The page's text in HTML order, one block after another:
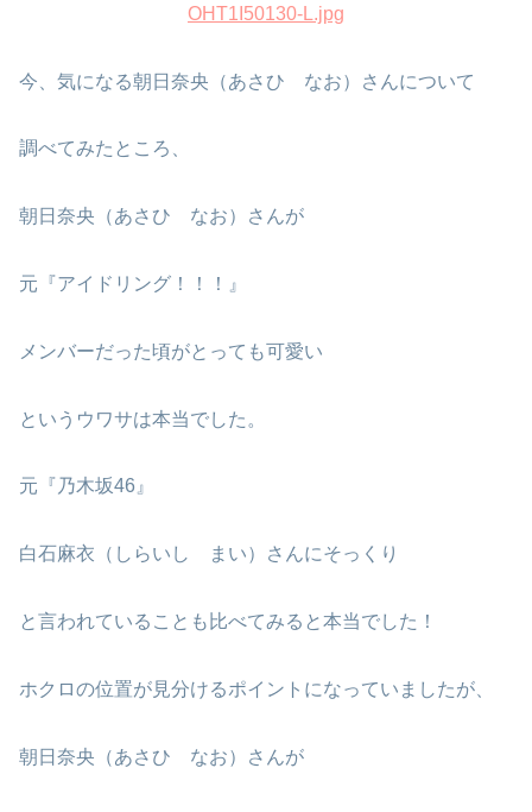
OHT1I50130-L.jpg
今、気になる朝日奈央（あさひ なお）さんについて
調べてみたところ、
朝日奈央（あさひ なお）さんが
元『アイドリング！！！』
メンバーだった頃がとっても可愛い
というウワサは本当でした。
元『乃木坂46』
白石麻衣（しらいし まい）さんにそっくり
と言われていることも比べてみると本当でした！
ホクロの位置が見分けるポイントになっていましたが、
朝日奈央（あさひ なお）さんが